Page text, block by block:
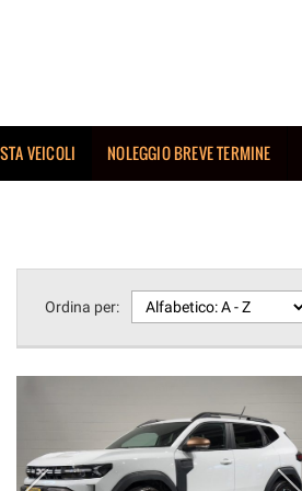
VEICOLI NOLEGGIO BREVE TERMINE
Ordina per: